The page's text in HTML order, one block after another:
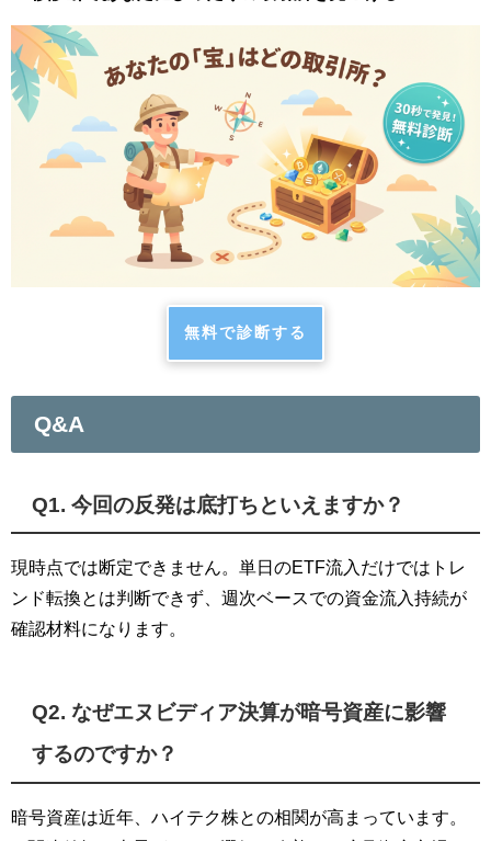
無料で診断する
Q&A
Q1. 今回の反発は底打ちといえますか？
現時点では断定できません。単日のETF流入だけではトレ
ンド転換とは判断できず、週次ベースでの資金流入持続が
確認材料になります。
Q2. なぜエヌビディア決算が暗号資産に影響
するのですか？
暗号資産は近年、ハイテク株との相関が高まっています。